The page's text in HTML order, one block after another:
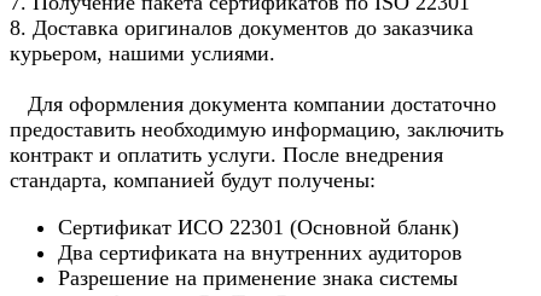
8. Доставка оригиналов документов до заказчика
курьером, нашими услиями.
Для оформления документа компании достаточно
предоставить необходимую информацию, заключить
контракт и оплатить услуги. После внедрения
стандарта, компанией будут получены:
Сертификат ИСО 22301 (Основной бланк)
Два сертификата на внутренних аудиторов
Разрешение на применение знака системы